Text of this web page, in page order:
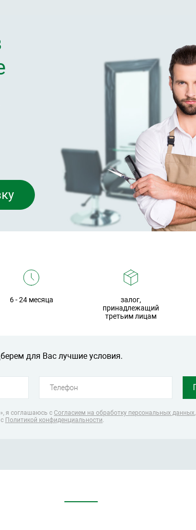
6 - 24 месяца
залог,
принадлежащий
третьим лицам
для Вас лучшие условия.
я соглашаюсь с Согласием на обработку персональных данных
Политикой конфиденциальности.